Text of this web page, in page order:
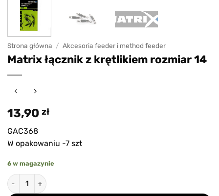
Strona główna / Akcesoria feeder i method feeder
Matrix łącznik z krętlikiem rozmiar 14
13,90 zł
GAC368
W opakowaniu -7 szt
6 w magazynie
ilość Matrix łącznik z krętlikiem rozmiar 14